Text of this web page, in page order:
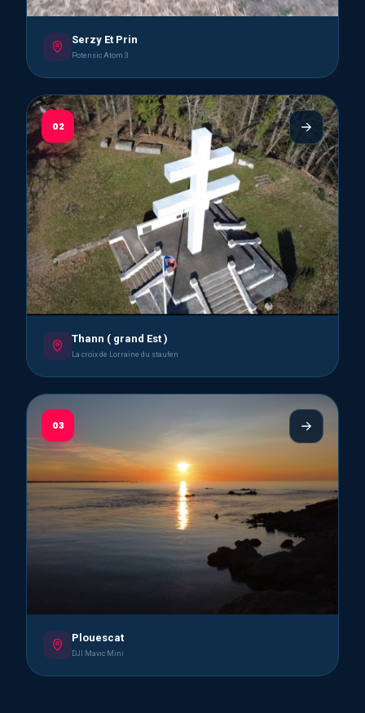
Serzy Et Prin
Potensic Atom 3
02
Thann ( grand Est )
La croix de Lorraine du staufen
03
Plouescat
DJI Mavic Mini